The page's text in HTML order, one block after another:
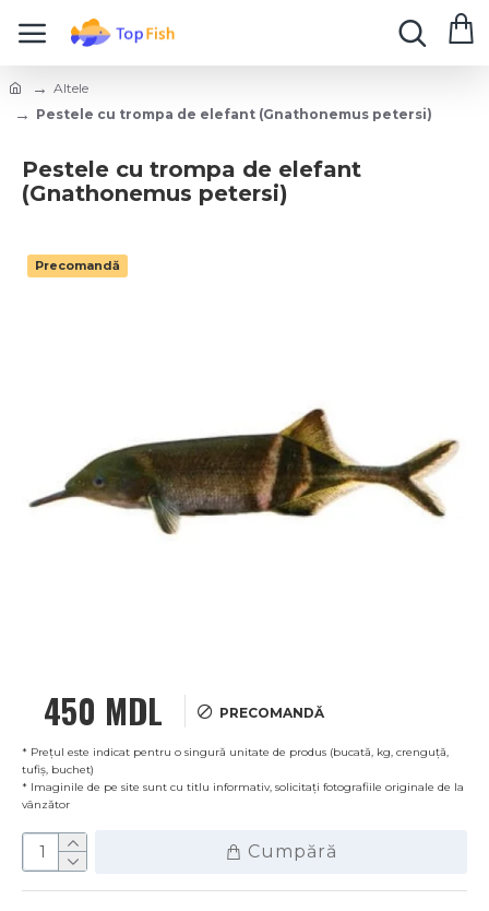
Altele
Pestele cu trompa de elefant (Gnathonemus petersi)
Pestele cu trompa de elefant
(Gnathonemus petersi)
Precomandă
450 MDL PRECOMANDĂ
* Prețul este indicat pentru o singură unitate de produs (bucată, kg, crenguță,
tufiș, buchet)
* Imaginile de pe site sunt cu titlu informativ, solicitați fotografiile originale de la
vânzător
Cumpără